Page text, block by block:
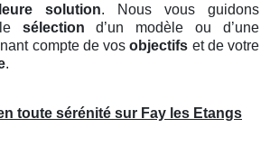
solution. Nous vous guidons
sélection d’un modèle ou d’une
compte de vosobjectifs et de votre
.
toute sérénité sur Fay les Etangs